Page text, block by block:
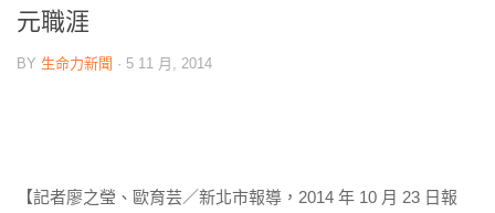
元職涯
BY 生命力新聞 · 5 11 月, 2014
【記者廖之瑩、歐育芸／新北市報導，2014 年 10 月 23 日報